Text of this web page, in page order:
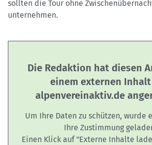
sollten die Tour ohne
unternehmen.
Die Redaktion hat diesen
einem externen
alpenvereinaktiv.de
Um Ihre Daten zu schützen, wurde
Ihre Zustimmung
Einen Klick auf "Externe Inhalte